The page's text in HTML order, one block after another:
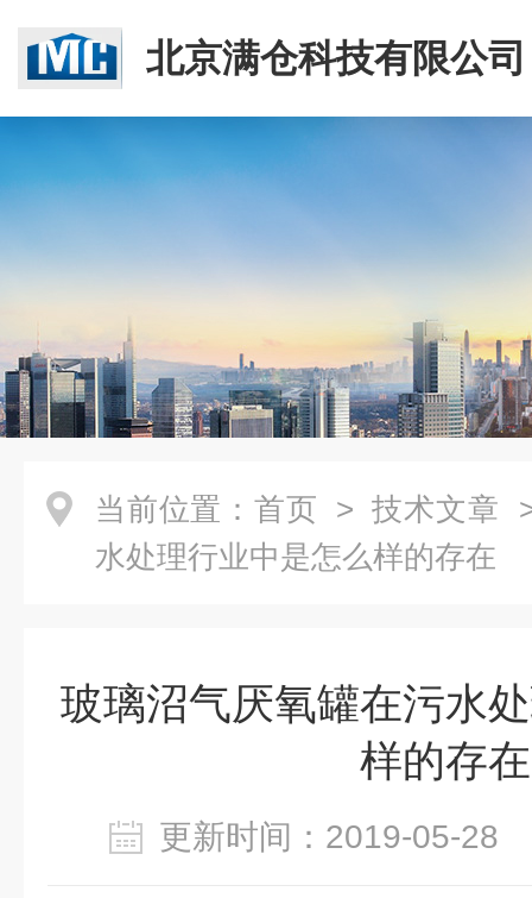
北京满仓科技有限公司
当前位置： 首页 > 技术文章
水处理行业中是怎么样的存在
玻璃沼气厌氧罐在污水
样的存在
更新时间：2019-05-